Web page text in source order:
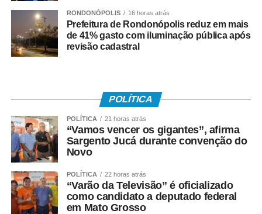
RONDONÓPOLIS 16 horas atrás
Prefeitura de Rondonópolis reduz em mais
de 41% gasto com iluminação pública após
revisão cadastral
POLÍTICA
POLÍTICA 21 horas atrás
“Vamos vencer os gigantes”, afirma
Sargento Jucá durante convenção do
Novo
POLÍTICA 22 horas atrás
“Varão da Televisão” é oficializado
como candidato a deputado federal
em Mato Grosso